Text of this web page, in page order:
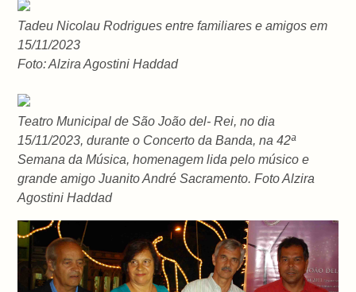
Tadeu Nicolau Rodrigues entre familiares e amigos em
15/11/2023
Foto: Alzira Agostini Haddad
Teatro Municipal de São João del- Rei, no dia
15/11/2023, durante o Concerto da Banda, na 42ª
Semana da Música, homenagem lida pelo músico e
grande amigo Juanito André Sacramento. Foto Alzira
Agostini Haddad